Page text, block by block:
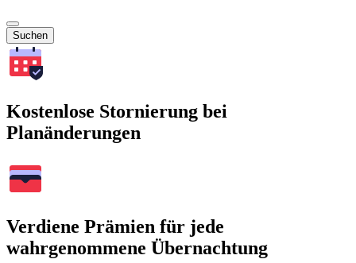
Suchen
Kostenlose Stornierung bei
Planänderungen
Verdiene Prämien für jede
wahrgenommene Übernachtung